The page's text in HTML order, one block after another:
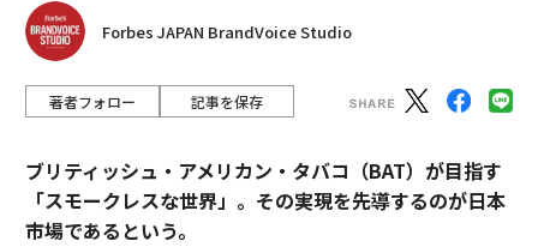
Forbes JAPAN BrandVoice Studio
著者フォロー 記事を保存
ブリティッシュ・アメリカン・タバコ（BAT）が目指す
「スモークレスな世界」。その実現を先導するのが日本
市場であるという。